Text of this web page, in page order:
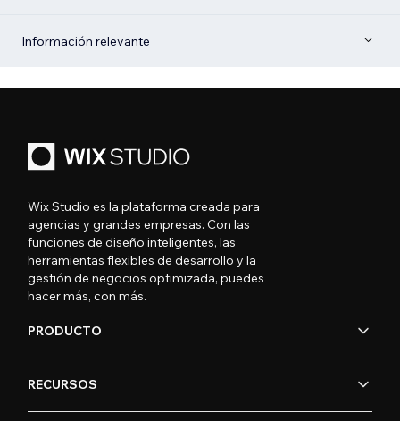
Información relevante
Wix Studio es la plataforma creada para
agencias y grandes empresas. Con las
funciones de diseño inteligentes, las
herramientas flexibles de desarrollo y la
gestión de negocios optimizada, puedes
hacer más, con más.
PRODUCTO
RECURSOS